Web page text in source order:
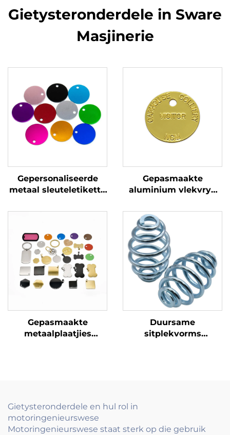
Gietysteronderdele in Sware
Masjinerie
Gepersonaliseerde
metaal sleuteletikette
stempel leë etikette
graveerlogo
Gepasmaakte
aluminium vlekvrye
gegraveerde honde-ID-
naamplaatjies
Gepasmaakte
metaalplaatjies
Duursame
sitplekvorms
Gietysteronderdele en hul rol in
motoringenieurswese
Motoringenieurswese staat sterk op die gebruik